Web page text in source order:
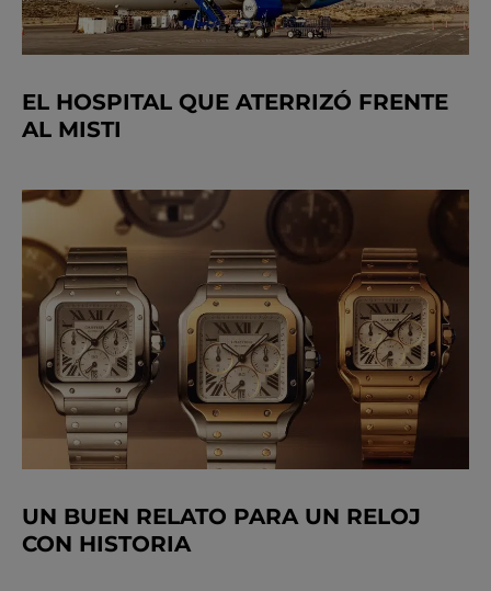
EL HOSPITAL QUE ATERRIZÓ FRENTE
AL MISTI
UN BUEN RELATO PARA UN RELOJ
CON HISTORIA